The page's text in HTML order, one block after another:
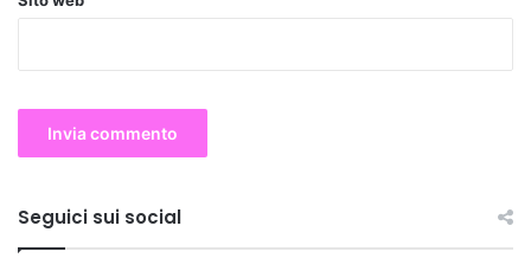
Seguici sui social